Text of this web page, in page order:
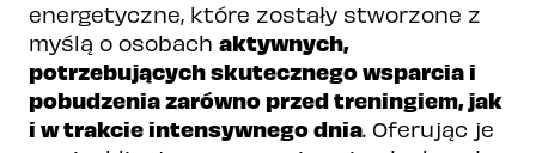
energetyczne, które zostały stworzone z
myślą o osobach aktywnych,
potrzebujących skutecznego wsparcia i
pobudzenia zarówno przed treningiem, jak
i w trakcie intensywnego dnia. Oferując je